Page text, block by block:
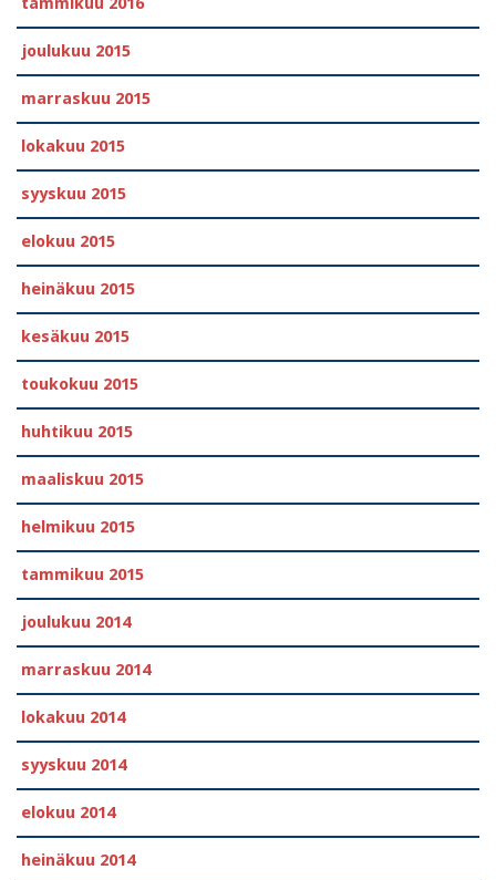
joulukuu 2015
marraskuu 2015
lokakuu 2015
syyskuu 2015
elokuu 2015
heinäkuu 2015
kesäkuu 2015
toukokuu 2015
huhtikuu 2015
maaliskuu 2015
helmikuu 2015
tammikuu 2015
joulukuu 2014
marraskuu 2014
lokakuu 2014
syyskuu 2014
elokuu 2014
heinäkuu 2014